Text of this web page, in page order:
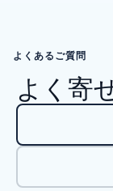
よくあるご質問
よく寄